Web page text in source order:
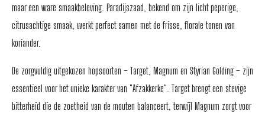
maar een ware smaakbeleving. Paradijszaad, bekend om zijn licht peperige,
citrusachtige smaak, werkt perfect samen met de frisse, florale tonen van
koriander.
De zorgvuldig uitgekozen hopsoorten – Target, Magnum en Styrian Golding – zijn
essentieel voor het unieke karakter van "Afzakkerke". Target brengt een stevige
bitterheid die de zoetheid van de mouten balanceert, terwijl Magnum zorgt voor